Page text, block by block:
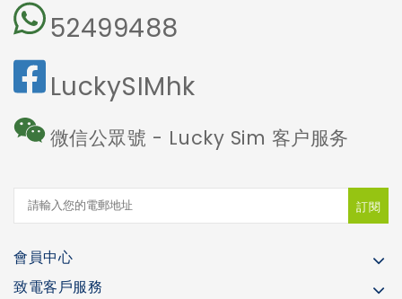
52499488
LuckySIMhk
微信公眾號 - Lucky Sim 客户服务
訂閱
會員中心
致電客戶服務